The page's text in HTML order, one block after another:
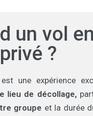
un vol en
?
une expérience
lieu de décollage,
groupe et la durée